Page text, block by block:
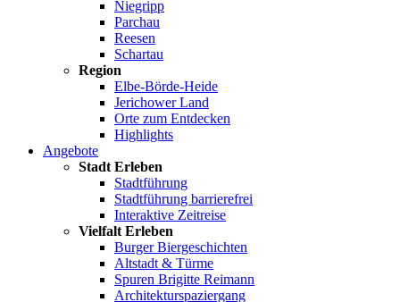
Niegripp
Parchau
Reesen
Schartau
Region
Elbe-Börde-Heide
Jerichower Land
Orte zum Entdecken
Highlights
Angebote
Stadt Erleben
Stadtführung
Stadtführung barrierefrei
Interaktive Zeitreise
Vielfalt Erleben
Burger Biergeschichten
Altstadt & Türme
Spuren Brigitte Reimann
Architekturspaziergang